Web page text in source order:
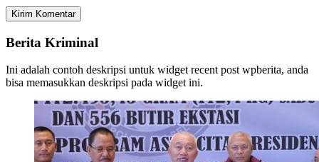
Berita Kriminal
Ini adalah contoh deskripsi untuk widget recent post wpberita, anda
bisa memasukkan deskripsi pada widget ini.